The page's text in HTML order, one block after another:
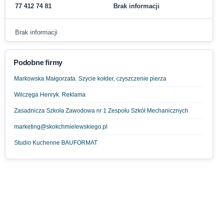
77 412 74 81 Brak informacji
Brak informacji
Podobne firmy
Markowska Małgorzata. Szycie kołder, czyszczenie pierza
Wilczęga Henryk. Reklama
Zasadnicza Szkoła Zawodowa nr 1 Zespołu Szkół Mechanicznych
marketing@skokchmielewskiego.pl
Studio Kuchenne BAUFORMAT